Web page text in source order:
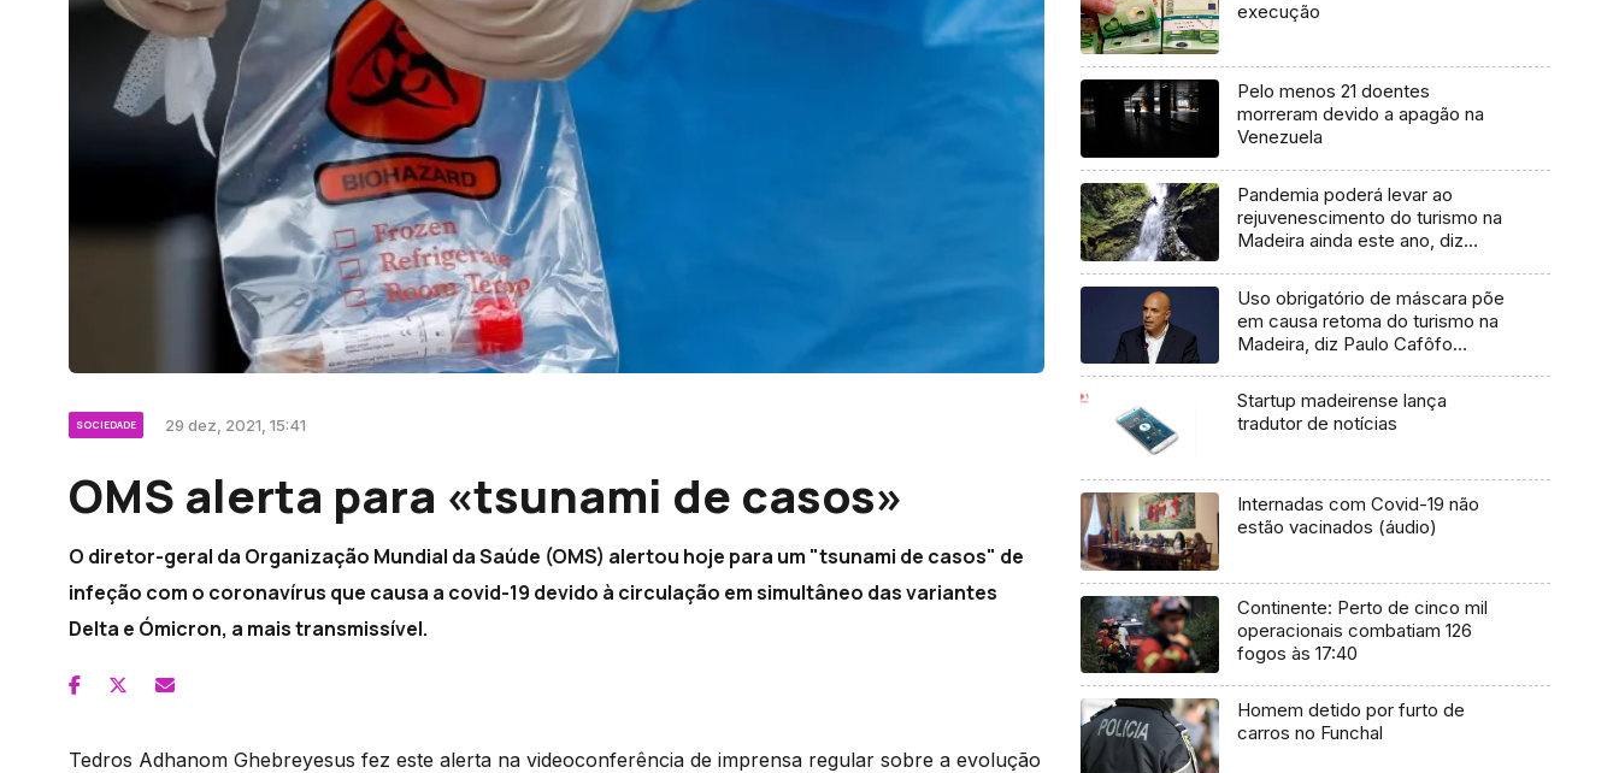
SOCIEDADE 29 dez, 2021, 15:41
OMS alerta para «tsunami de casos»
O diretor-geral da Organização Mundial da Saúde (OMS) alertou hoje para um "tsunami de casos" de
infeção com o coronavírus que causa a covid-19 devido à circulação em simultâneo das variantes
Delta e Ómicron, a mais transmissível.
Tedros Adhanom Ghebreyesus fez este alerta na videoconferência de imprensa regular sobre a evolução
execução
Pelo menos 21 doentes
morreram devido a apagão na
Venezuela
Pandemia poderá levar ao
rejuvenescimento do turismo na
Madeira ainda este ano, diz
Uso obrigatório de máscara põe
em causa retoma do turismo na
Madeira, diz Paulo Cafôfo
Startup madeirense lança
tradutor de notícias
Internadas com Covid-19 não
estão vacinados (áudio)
Continente: Perto de cinco mil
operacionais combatiam 126
fogos às 17:40
Homem detido por furto de
carros no Funchal